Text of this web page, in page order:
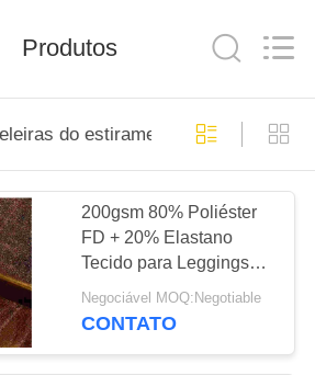
do
banho
313
150
Produtos
do estiramento
200gsm 80% Poliéster
FD + 20% Elastano
Tecido para Leggings
Elásticas SP7333
Negociável MOQ:Negotiable
CONTATO